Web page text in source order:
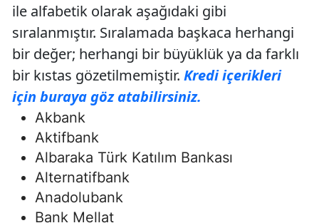
ile alfabetik olarak aşağıdaki gibi
sıralanmıştır. Sıralamada başkaca herhangi
bir değer; herhangi bir büyüklük ya da farklı
bir kıstas gözetilmemiştir. Kredi içerikleri
için buraya göz atabilirsiniz.
Akbank
Aktifbank
Albaraka Türk Katılım Bankası
Alternatifbank
Anadolubank
Bank Mellat